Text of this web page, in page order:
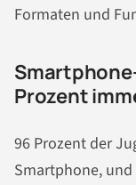
Formaten und
Prozent
96 Prozent der
Smartphone,